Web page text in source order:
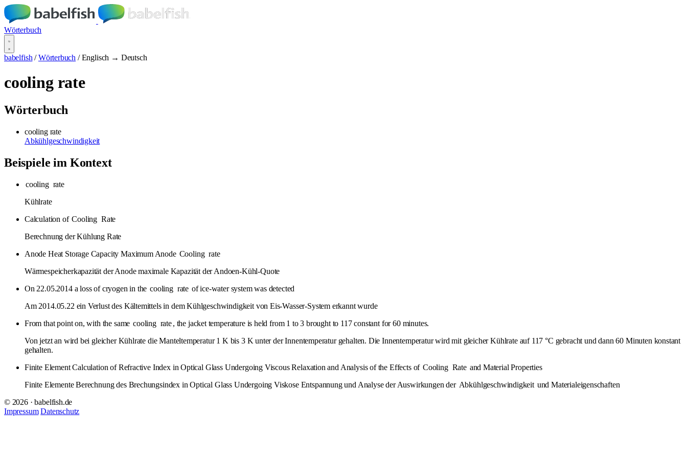
Wörterbuch
babelfish / Wörterbuch / Englisch → Deutsch
cooling rate
Wörterbuch
cooling rate
Abkühlgeschwindigkeit
Beispiele im Kontext
cooling rate
Kühlrate
Calculation of Cooling Rate
Berechnung der Kühlung Rate
Anode Heat Storage Capacity Maximum Anode Cooling rate
Wärmespeicherkapazität der Anode maximale Kapazität der Andoen-Kühl-Quote
On 22.05.2014 a loss of cryogen in the cooling rate of ice-water system was detected
Am 2014.05.22 ein Verlust des Kältemittels in dem Kühlgeschwindigkeit von Eis-Wasser-System erkannt wurde
From that point on, with the same cooling rate, the jacket temperature is held from 1 to 3 brought to 117 constant for 60 minutes.
Von jetzt an wird bei gleicher Kühlrate die Manteltemperatur 1 K bis 3 K unter der Innentemperatur gehalten. Die Innentemperatur wird mit gleicher Kühlrate auf 117 °C gebracht und dann 60 Minuten konstant
gehalten.
Finite Element Calculation of Refractive Index in Optical Glass Undergoing Viscous Relaxation and Analysis of the Effects of Cooling Rate and Material Properties
Finite Elemente Berechnung des Brechungsindex in Optical Glass Undergoing Viskose Entspannung und Analyse der Auswirkungen der Abkühlgeschwindigkeit und Materialeigenschaften
© 2026 · babelfish.de
Impressum Datenschutz